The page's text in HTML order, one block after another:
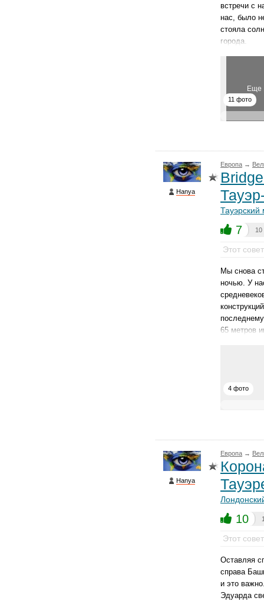
встречи с
нас, было
стояла
города.
Еще
11 фото
Hanya
Европа →
Тауэрский
7 10
Этот
Мы снова
ночью. У
65 метров
4 фото
Hanya
Европа →
10
Этот
Оставляя
справа
и это
Эдуарда